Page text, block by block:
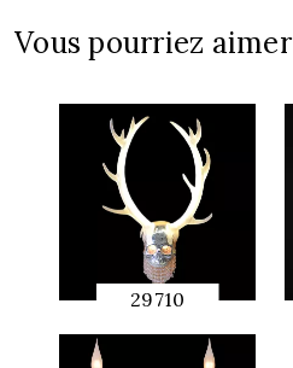
Vous pourriez aimer
29710
APERÇU